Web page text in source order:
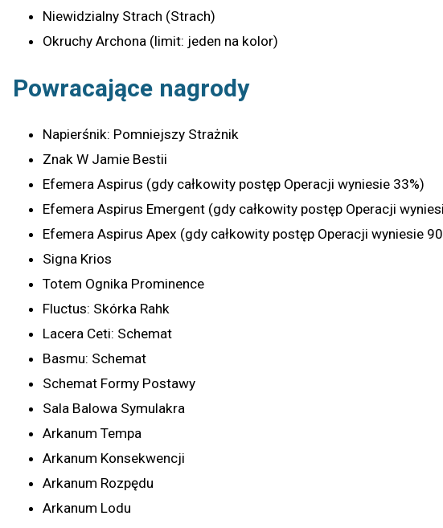
Niewidzialny Strach (Strach)
Okruchy Archona (limit: jeden na kolor)
Powracające nagrody
Napierśnik: Pomniejszy Strażnik
Znak W Jamie Bestii
Efemera Aspirus (gdy całkowity postęp Operacji wyniesie 33%)
Efemera Aspirus Emergent (gdy całkowity postęp Operacji
Efemera Aspirus Apex (gdy całkowity postęp Operacji wyniesie
Signa Krios
Totem Ognika Prominence
Fluctus: Skórka Rahk
Lacera Ceti: Schemat
Basmu: Schemat
Schemat Formy Postawy
Sala Balowa Symulakra
Arkanum Tempa
Arkanum Konsekwencji
Arkanum Rozpędu
Arkanum Lodu